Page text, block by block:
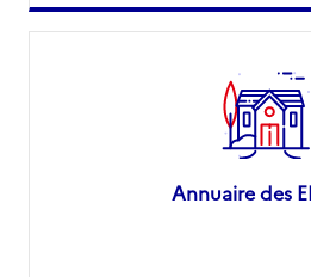
Annuaire des